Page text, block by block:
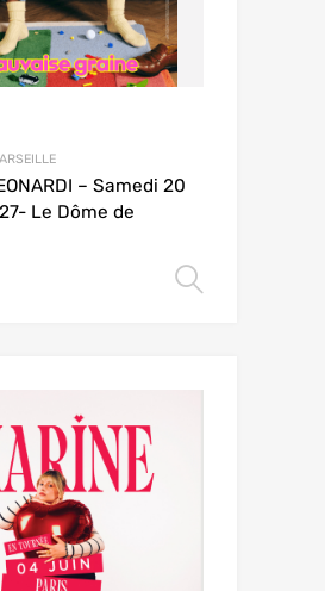
– Samedi 20
Le Dôme de